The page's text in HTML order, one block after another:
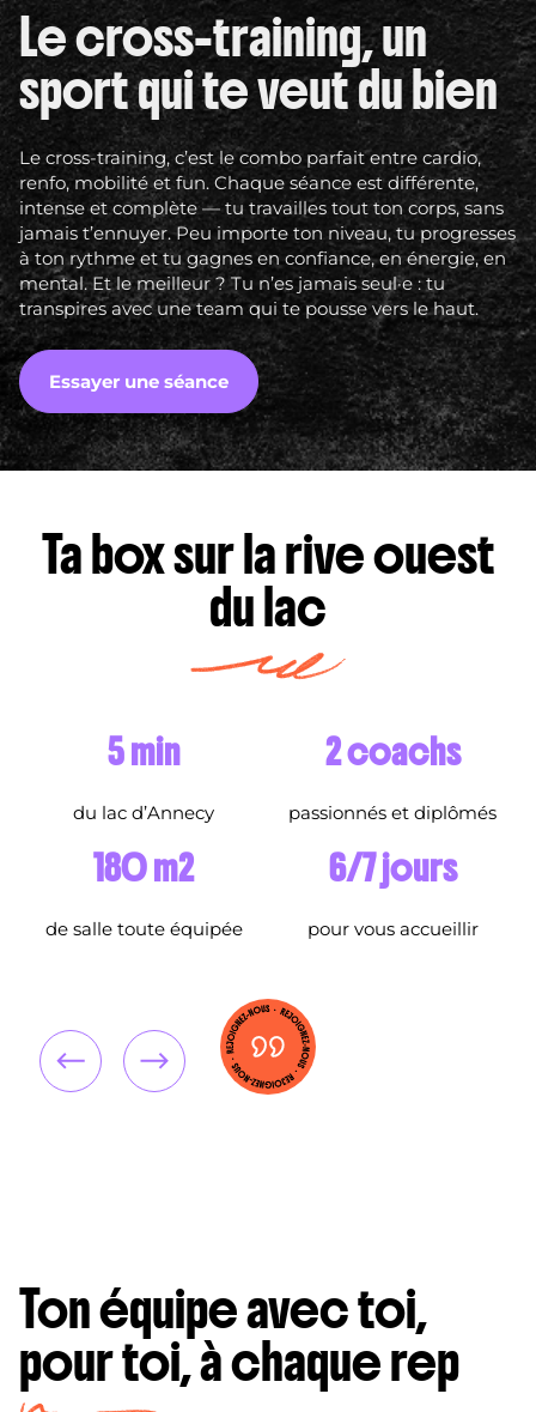
Le cross-training, un
sport qui te veut du bien
Le cross-training, c’est le combo parfait entre cardio,
renfo, mobilité et fun. Chaque séance est différente,
intense et complète — tu travailles tout ton corps, sans
jamais t’ennuyer. Peu importe ton niveau, tu progresses
à ton rythme et tu gagnes en confiance, en énergie, en
mental. Et le meilleur ? Tu n’es jamais seul·e : tu
transpires avec une team qui te pousse vers le haut.
Essayer une séance
Ta box sur la rive ouest
du lac
5 min
du lac d’Annecy
2 coachs
passionnés et diplômés
180 m2
de salle toute équipée
6/7 jours
pour vous accueillir
Ton équipe avec toi,
pour toi, à chaque rep